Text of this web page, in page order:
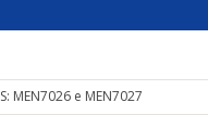
MEN7026 e MEN7027